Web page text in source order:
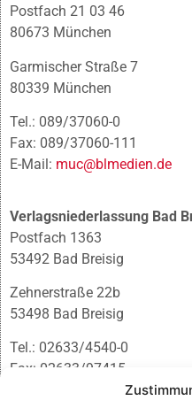
Postfach 21 03 46
80673 München
Garmischer Straße 7
80339 München
Tel.: 089/37060-0
Fax: 089/37060-111
E-Mail: muc@blmedien.de
Verlagsniederlassung Bad
Postfach 1363
53492 Bad Breisig
Zehnerstraße 22b
53498 Bad Breisig
Tel.: 02633/4540-0
Fax: 02633/97415
infobb@blmedien.de